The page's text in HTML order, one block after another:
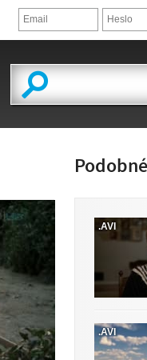
.AVI
.AVI